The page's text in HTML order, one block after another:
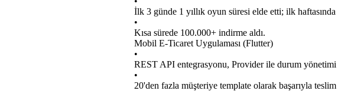
İlk 3 günde 1 yıllık oyun süresi elde etti; ilk
•
Kısa sürede 100.000+ indirme aldı.
Mobil E-Ticaret Uygulaması (Flutter)
•
REST API entegrasyonu, Provider ile durum
•
20'den fazla müşteriye template olarak başarıyla